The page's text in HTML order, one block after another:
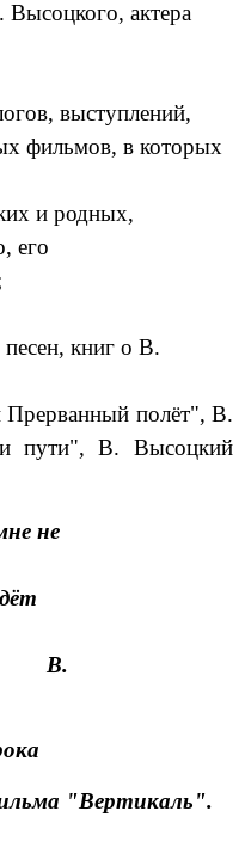
актера
выступлений,
фильмов, в которых
и родных,
его
книг о В.
полёт", В.
пути", В. Высоцкий
не
"Вертикаль".